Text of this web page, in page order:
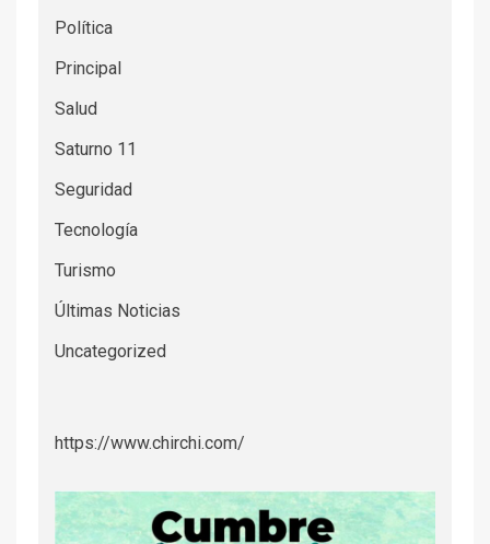
Política
Principal
Salud
Saturno 11
Seguridad
Tecnología
Turismo
Últimas Noticias
Uncategorized
https://www.chirchi.com/